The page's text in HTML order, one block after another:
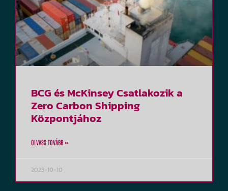
BCG és McKinsey Csatlakozik a
Zero Carbon Shipping
Központjához
OLVASS TOVÁBB »
2023-10-10